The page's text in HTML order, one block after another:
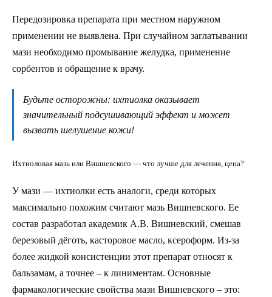
Передозировка препарата при местном наружном
применении не выявлена. При случайном заглатывании
мази необходимо промывание желудка, применение
сорбентов и обращение к врачу.
Будьте осторожны: ихтиолка оказывает
значительный подсушивающий эффект и может
вызвать шелушение кожи!
Ихтиоловая мазь или Вишневского — что лучше для лечения, цена?
У мази — ихтиолки есть аналоги, среди которых
максимально похожим считают мазь Вишневского. Ее
состав разработал академик А.В. Вишневский, смешав
березовый дёготь, касторовое масло, ксероформ. Из-за
более жидкой консистенции этот препарат относят к
бальзамам, а точнее – к линиментам. Основные
фармакологические свойства мази Вишневского – это: